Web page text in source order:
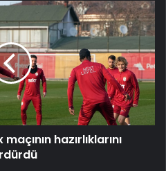
hazırlıklarını